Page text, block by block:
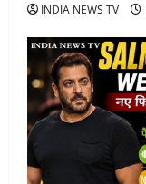
INDIA NEWS TV